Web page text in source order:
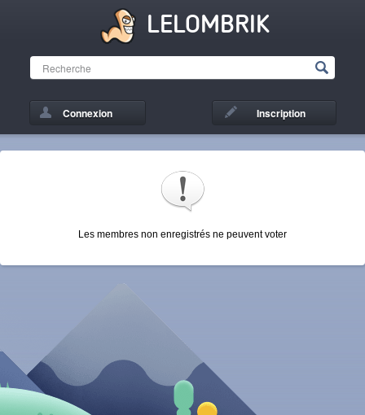
LELOMBRIK
Connexion Inscription
Les membres non enregistrés ne peuvent voter